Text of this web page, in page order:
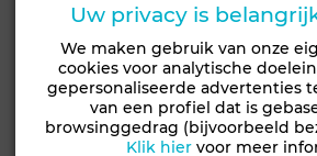
Uw privacy is
We maken gebruik van onze
cookies voor analytische
gepersonaliseerde advertenties
van een profiel dat is
browsinggedrag (bijvoorbeeld
Klik hiervoor meer